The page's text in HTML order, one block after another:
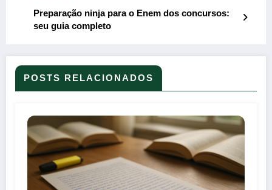
Preparação ninja para o Enem dos concursos:
seu guia completo
POSTS RELACIONADOS